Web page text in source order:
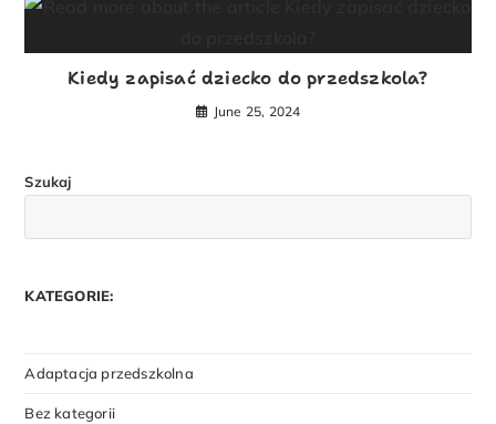
Kiedy zapisać dziecko do przedszkola?
June 25, 2024
Szukaj
KATEGORIE:
Adaptacja przedszkolna
Bez kategorii